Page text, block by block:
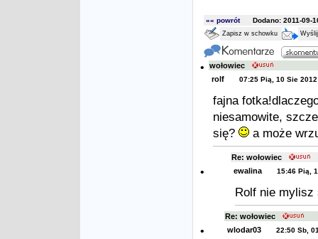
«« powrótDodano: 2011-09-
Zapisz w schowku
•
wołowiec
rolf
07:25 Pią, 10 Sie 2012
fajna
niesamowite,
się?
a może
•
Re: wołowiec
ewalina
15:46 Pią,
Rolf nie
•
Re: wołowiec
wlodar03
22:50 Sb,